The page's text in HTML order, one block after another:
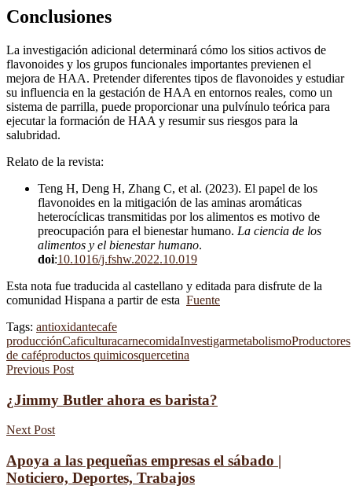
Conclusiones
La investigación adicional determinará cómo los sitios activos de
flavonoides y los grupos funcionales importantes previenen el
mejora de HAA. Pretender diferentes tipos de flavonoides y estudiar
su influencia en la gestación de HAA en entornos reales, como un
sistema de parrilla, puede proporcionar una pulvínulo teórica para
ejecutar la formación de HAA y resumir sus riesgos para la
salubridad.
Relato de la revista:
Teng H, Deng H, Zhang C, et al. (2023). El papel de los
flavonoides en la mitigación de las aminas aromáticas
heterocíclicas transmitidas por los alimentos es motivo de
preocupación para el bienestar humano. La ciencia de los
alimentos y el bienestar humano.
doi:10.1016/j.fshw.2022.10.019
Esta nota fue traducida al castellano y editada para disfrute de la
comunidad Hispana a partir de esta Fuente
Tags: antioxidantecafe
producciónCaficulturacarnecomidaInvestigarmetabolismoProductores
de caféproductos quimicosquercetina
Previous Post
¿Jimmy Butler ahora es barista?
Next Post
Apoya a las pequeñas empresas el sábado |
Noticiero, Deportes, Trabajos